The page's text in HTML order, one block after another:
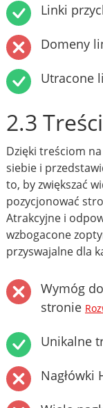
Linki
Domeny
Utracone
2.3 Treści
Dzięki treściom
siebie i
to, by zwiększać
pozycjonować
Atrakcyjne i
wzbogacone
przyswajalne dla
Wymóg
stronie
Unikalne
Nagłówki